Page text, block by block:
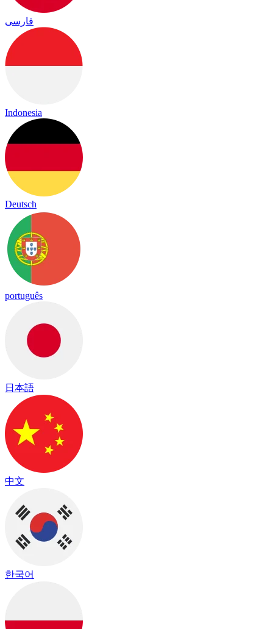
فارسی
Indonesia
Deutsch
português
日本語
中文
한국어